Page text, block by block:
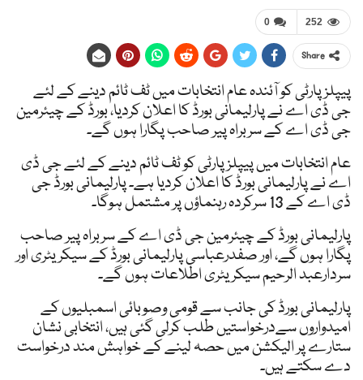
0 252
Share
پیپلزپارٹی کو آئندہ عام انتخابات میں ٹف ٹائم دینے کے لئے
جی ڈی اے نے پارلیمانی بورڈ کا اعلان کردیا، بورڈ کے چیئرمین
جی ڈی اے کے سربراہ پیر صاحب پگارا ہوں گے۔
عام انتخابات میں پیپلزپارٹی کو ٹف ٹائم دینے کے لئے جی ڈی
اے نے پارلیمانی بورڈ کا اعلان کردیا ہے۔ پارلیمانی بورڈ جی
ڈی اے کے 13 سرکردہ رہنماؤں پر مشتمل ہوگا۔
پارلیمانی بورڈ کے چیئرمین جی ڈی اے کے سربراہ پیر صاحب
پگارا ہوں گے، اور صفدرعباسی پارلیمانی بورڈ کے سیکریٹری اور
سردارعبد الرحیم سیکریٹری اطلاعات ہوں گے۔
پارلیمانی بورڈ کی جانب سے قومی وصوبائی اسمبلیوں کے
امیدواروں سےدرخواستیں طلب کرلی گئی ہیں، انتخابی نشان
ستارے پر الیکشن میں حصہ لینے کے خواہش مند درخواست
دے سکتے ہیں۔